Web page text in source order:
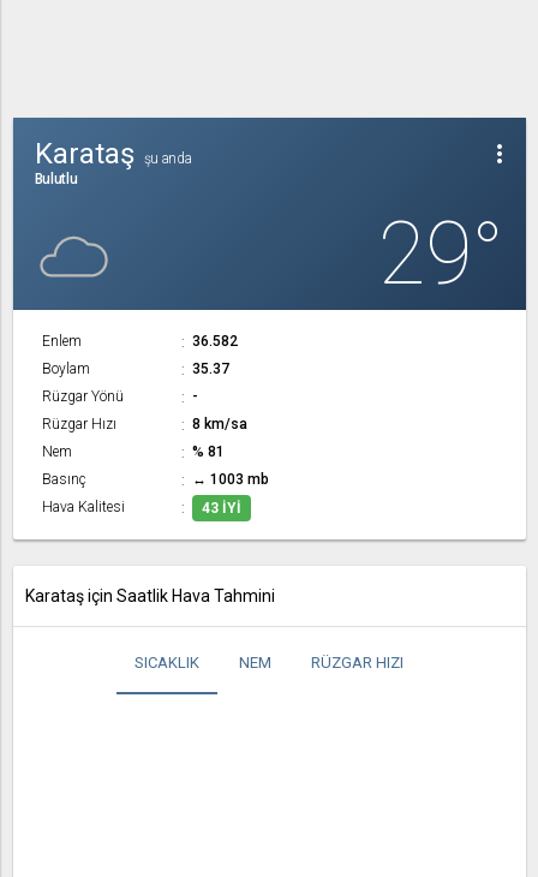
more_vert
Karataş
şu anda
Bulutlu
29°
Enlem
36.582
Boylam
35.37
Rüzgar Yönü
-
Rüzgar Hızı
8 km/sa
Nem
% 81
Basınç
↔ 1003 mb
Hava Kalitesi
43 İYI
Karataş için Saatlik Hava Tahmini
SICAKLIK NEM RÜZGAR HIZI